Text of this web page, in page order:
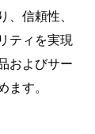
、信頼性、
ティを実現
およびサー
ます。